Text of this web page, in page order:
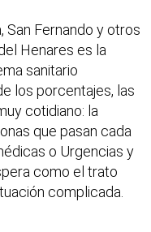
San Fernando y otros
Henares es la
sanitario
los porcentajes, las
cotidiano: la
que pasan cada
o Urgencias y
como el trato
complicada.